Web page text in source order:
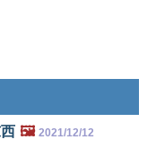
🖼️ 2021/12/12